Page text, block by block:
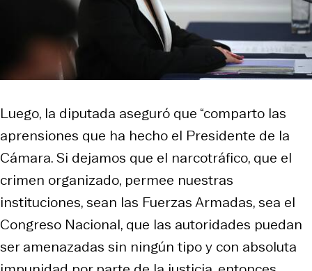
Luego, la diputada aseguró que “comparto las
aprensiones que ha hecho el Presidente de la
Cámara. Si dejamos que el narcotráfico, que el
crimen organizado, permee nuestras
instituciones, sean las Fuerzas Armadas, sea el
Congreso Nacional, que las autoridades puedan
ser amenazadas sin ningún tipo y con absoluta